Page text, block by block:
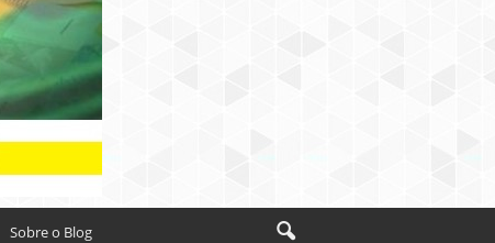
Sobre o Blog